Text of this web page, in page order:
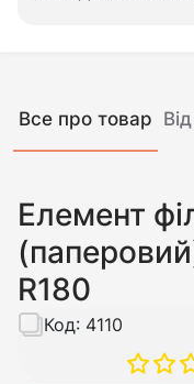
Все про товар
Елемент
R180
Код: 4110